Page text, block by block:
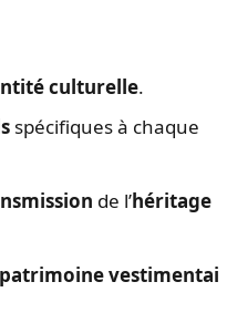
culturelle.
spécifiques à chaque
de l’héritage
patrimoine vestimentaire